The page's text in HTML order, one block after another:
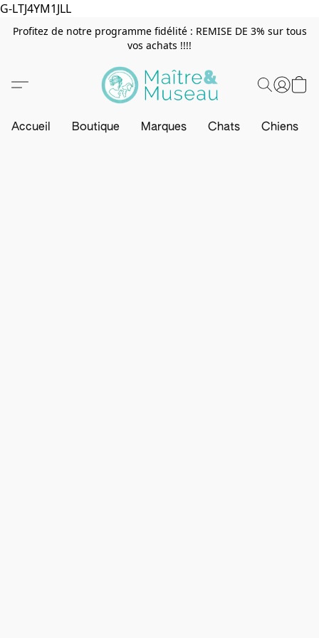
G-LTJ4YM1JLL
Profitez de notre programme fidélité : REMISE DE 3% sur tous
vos achats !!!!
Accueil Boutique Marques Chats Chiens